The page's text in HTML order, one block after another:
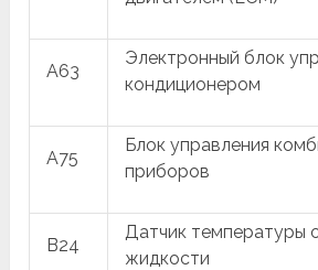
A63
Электронный блок
кондиционером
A75
Блок управления
приборов
B24
Датчик температуры
жидкости